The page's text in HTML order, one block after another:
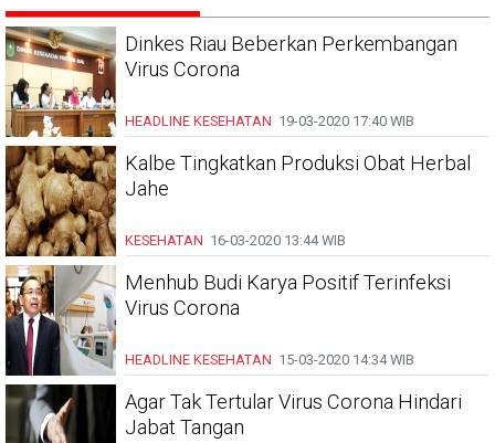
Dinkes Riau Beberkan Perkembangan
Virus Corona
HEADLINE KESEHATAN 19-03-2020 17:40 WIB
Kalbe Tingkatkan Produksi Obat Herbal
Jahe
KESEHATAN 16-03-2020 13:44 WIB
Menhub Budi Karya Positif Terinfeksi
Virus Corona
HEADLINE KESEHATAN 15-03-2020 14:34 WIB
Agar Tak Tertular Virus Corona Hindari
Jabat Tangan